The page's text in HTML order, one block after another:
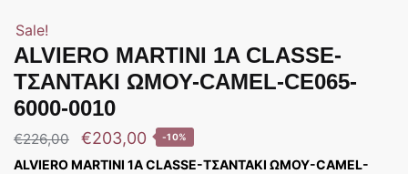
Sale!
ALVIERO MARTINI 1A CLASSE-
ΤΣΑΝΤΑΚΙ ΩΜΟΥ-CAMEL-CE065-
6000-0010
€226,00 €203,00 -10%
ALVIERO MARTINI 1A CLASSE-ΤΣΑΝΤΑΚΙ ΩΜΟΥ-CAMEL-